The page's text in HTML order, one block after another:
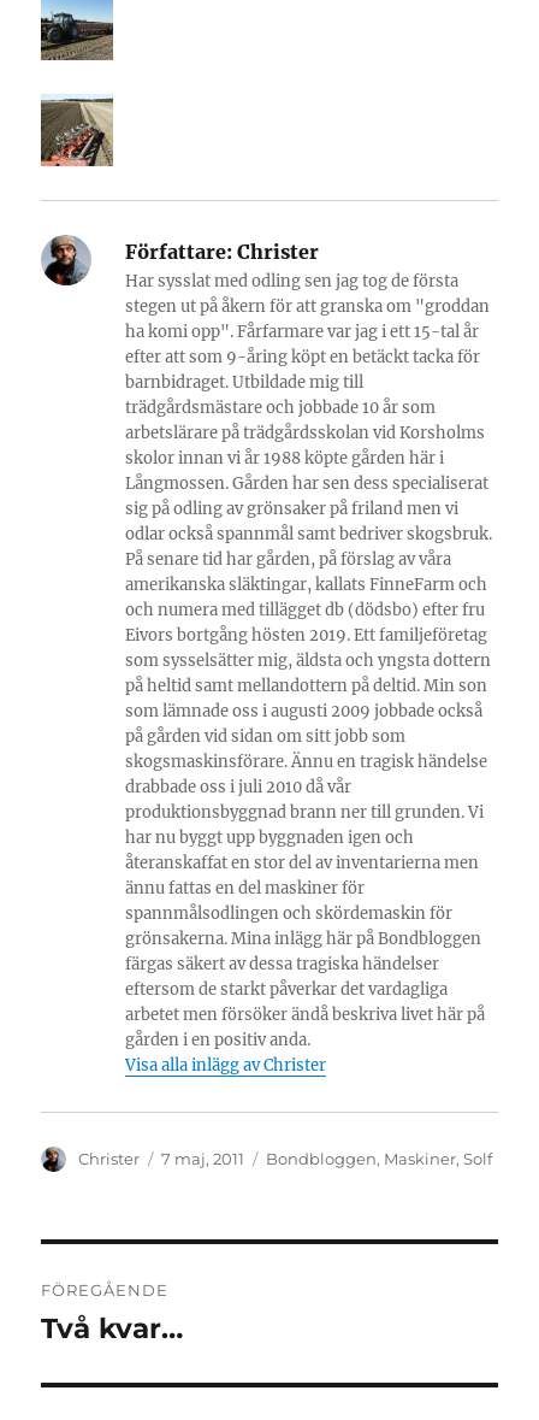
Författare: Christer
Har sysslat med odling sen jag tog de första
stegen ut på åkern för att granska om "groddan
ha komi opp". Fårfarmare var jag i ett 15-tal år
efter att som 9-åring köpt en betäckt tacka för
barnbidraget. Utbildade mig till
trädgårdsmästare och jobbade 10 år som
arbetslärare på trädgårdsskolan vid Korsholms
skolor innan vi år 1988 köpte gården här i
Långmossen. Gården har sen dess specialiserat
sig på odling av grönsaker på friland men vi
odlar också spannmål samt bedriver skogsbruk.
På senare tid har gården, på förslag av våra
amerikanska släktingar, kallats FinneFarm och
och numera med tillägget db (dödsbo) efter fru
Eivors bortgång hösten 2019. Ett familjeföretag
som sysselsätter mig, äldsta och yngsta dottern
på heltid samt mellandottern på deltid. Min son
som lämnade oss i augusti 2009 jobbade också
på gården vid sidan om sitt jobb som
skogsmaskinsförare. Ännu en tragisk händelse
drabbade oss i juli 2010 då vår
produktionsbyggnad brann ner till grunden. Vi
har nu byggt upp byggnaden igen och
återanskaffat en stor del av inventarierna men
ännu fattas en del maskiner för
spannmålsodlingen och skördemaskin för
grönsakerna. Mina inlägg här på Bondbloggen
färgas säkert av dessa tragiska händelser
eftersom de starkt påverkar det vardagliga
arbetet men försöker ändå beskriva livet här på
gården i en positiv anda.
Visa alla inlägg av Christer
Författare
Christer
Publicerat
7 maj, 2011 Kategorier
Bondbloggen, Maskiner,Solf
FÖREGÅENDE
Föregående
Två kvar…